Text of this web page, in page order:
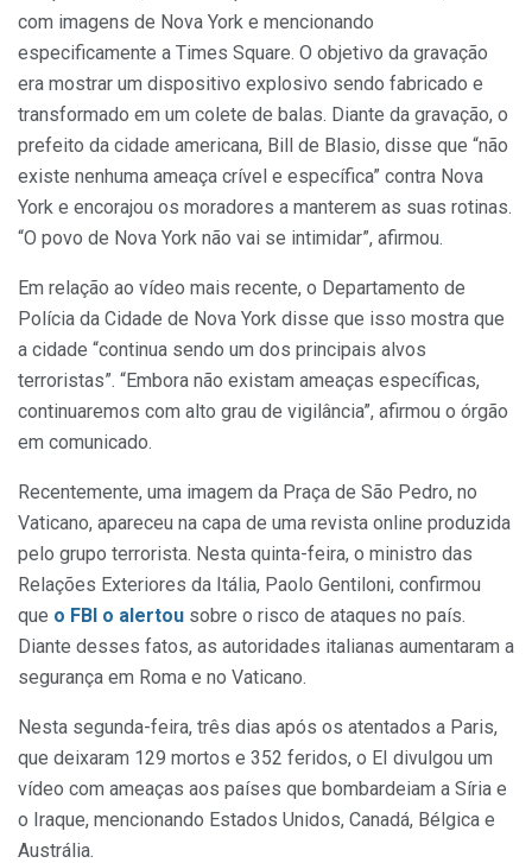
com imagens de Nova York e mencionando
especificamente a Times Square. O objetivo da gravação
era mostrar um dispositivo explosivo sendo fabricado e
transformado em um colete de balas. Diante da gravação, o
prefeito da cidade americana, Bill de Blasio, disse que “não
existe nenhuma ameaça crível e específica” contra Nova
York e encorajou os moradores a manterem as suas rotinas.
“O povo de Nova York não vai se intimidar”, afirmou.
Em relação ao vídeo mais recente, o Departamento de
Polícia da Cidade de Nova York disse que isso mostra que
a cidade “continua sendo um dos principais alvos
terroristas”. “Embora não existam ameaças específicas,
continuaremos com alto grau de vigilância”, afirmou o órgão
em comunicado.
Recentemente, uma imagem da Praça de São Pedro, no
Vaticano, apareceu na capa de uma revista online produzida
pelo grupo terrorista. Nesta quinta-feira, o ministro das
Relações Exteriores da Itália, Paolo Gentiloni, confirmou
que o FBI o alertou sobre o risco de ataques no país.
Diante desses fatos, as autoridades italianas aumentaram a
segurança em Roma e no Vaticano.
Nesta segunda-feira, três dias após os atentados a Paris,
que deixaram 129 mortos e 352 feridos, o EI divulgou um
vídeo com ameaças aos países que bombardeiam a Síria e
o Iraque, mencionando Estados Unidos, Canadá, Bélgica e
Austrália.